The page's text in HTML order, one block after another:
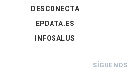
DESCONECTA
EPDATA.ES
INFOSALUS
SÍGUENOS